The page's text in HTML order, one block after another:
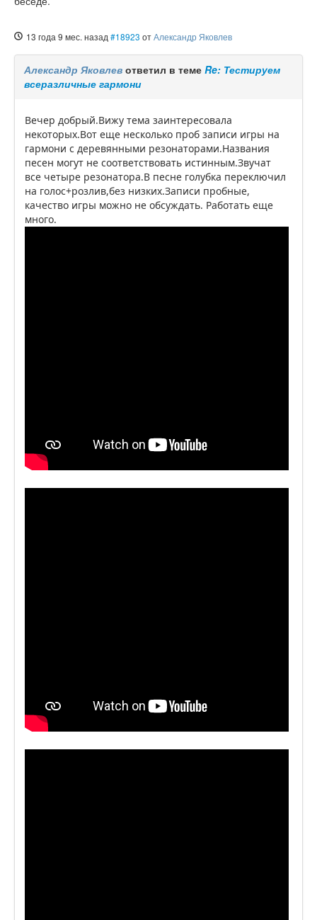
13 года 9 мес. назад #18923 отАлександр Яковлев
Александр Яковлев ответил в теме Re: Тестируем
всеразличные гармони
Вечер добрый.Вижу тема заинтересовала
некоторых.Вот еще несколько проб записи игры на
гармони с деревянными резонаторами.Названия
песен могут не соответствовать истинным.Звучат
все четыре резонатора.В песне голубка переключил
на голос+розлив,без низких.Записи пробные,
качество игры можно не обсуждать. Работать еще
много.